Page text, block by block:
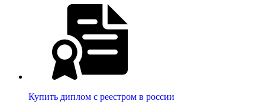
Купить диплом с реестром в россии